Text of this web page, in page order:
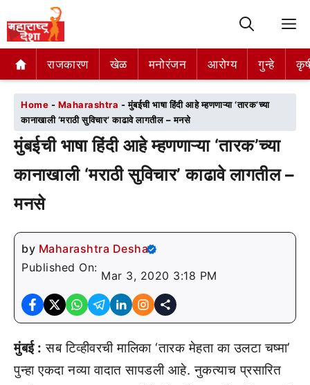
राजकारण खेळ मनोरंजन आरोग्य गुन्हे
राजकारण खेळ मनोरंजन आरोग्य गुन्हे
Home - Maharashtra -मुंबईची भाषा हिंदी आहे म्हणणाऱ्या ‘तारक’च्या
कानाखाली ‘मराठी सुविचार’ काढावे लागतील – मनसे
मुंबईची भाषा हिंदी आहे म्हणणाऱ्या ‘तारक’च्या
कानाखाली ‘मराठी सुविचार’ काढावे लागतील –
मनसे
by Maharashtra Desha
Published On:
Mar 3, 2020 3:18 PM
मुंबई : सब टिव्हीवरची मालिका ‘तारक मेहता का उलटा चष्मा’
पुन्हा एकदा नव्या वादात सापडली आहे. नुकत्याच प्रसारित